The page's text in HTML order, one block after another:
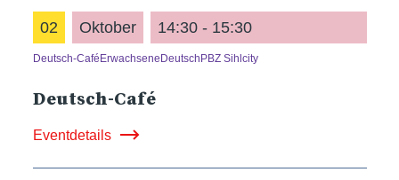
02 Oktober 14:30 - 15:30
Deutsch-Café Erwachsene Deutsch PBZ Sihlcity
Deutsch-Café
Eventdetails